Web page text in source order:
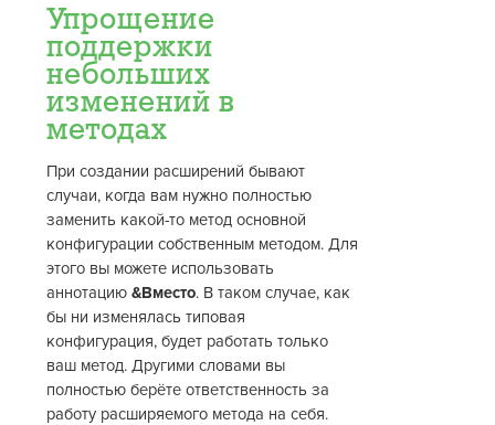
Упрощение
поддержки
небольших
изменений в
методах
При создании расширений бывают
случаи, когда вам нужно полностью
заменить какой-то метод основной
конфигурации собственным методом. Для
этого вы можете использовать
аннотацию&Вместо. В таком случае, как
бы ни изменялась типовая
конфигурация, будет работать только
ваш метод. Другими словами вы
полностью берёте ответственность за
работу расширяемого метода на себя.